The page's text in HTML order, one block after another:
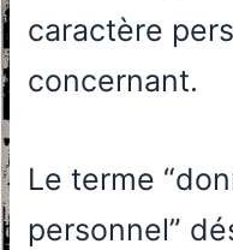
caractère
concernant.
Le terme
personnel”